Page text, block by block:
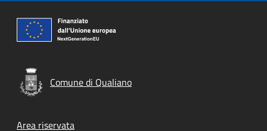
Comune di Qualiano
Area riservata